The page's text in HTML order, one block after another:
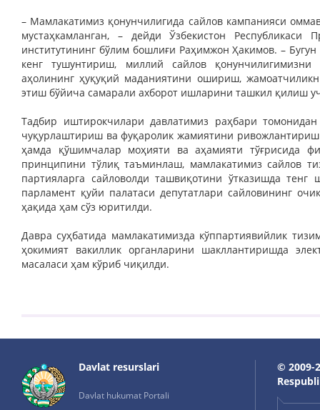
– Мамлакатимиз қонунчилигида сайлов кампанияси
мустаҳкамланган, – дейди Ўзбекистон Республикаси
институтининг бўлим бошлиғи Раҳимжон Ҳакимов. –
кенг тушунтириш, миллий сайлов
аҳолининг ҳуқуқий маданиятини ошириш,
этиш бўйича самарали ахборот ишларини ташкил қилиш
Тадбир иштирокчилари давлатимиз раҳбари
чуқурлаштириш ва фуқаролик жамиятини ривожлантириш
ҳамда қўшимчалар моҳияти ва аҳамияти тўғрисида
принципини тўлиқ таъминлаш, мамлакатимиз сайлов
партияларга сайловолди ташвиқотини ўтказишда
парламент қуйи палатаси депутатлари сайловининг
ҳақида ҳам сўз юритилди.
Давра суҳбатида мамлакатимизда кўппартиявийлик
ҳокимият вакиллик органларини шакллантиришда
масаласи ҳам кўриб чиқилди.
Davlat resurslari
Davlat hukumat Portali
© 2009-